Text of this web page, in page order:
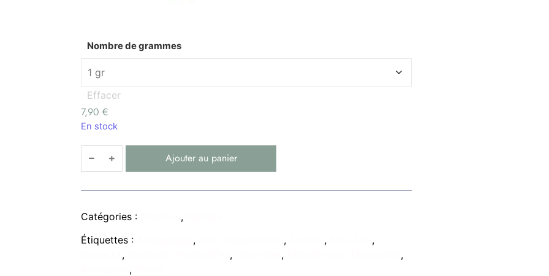
Nombre de grammes
Effacer
7,90 €
En stock
Ajouter au panier
Catégories : ,
Étiquettes :
, , ,
,
, , ,
,
,